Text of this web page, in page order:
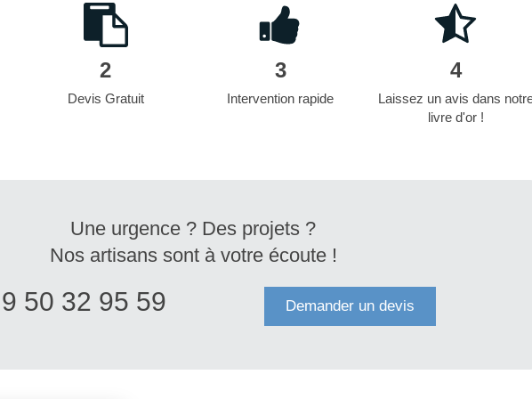
2
Devis Gratuit
3
Intervention rapide
4
Laissez un avis dans
livre d'or !
Une urgence ? Des projets ?
Nos artisans sont à votre écoute !
50 32 95 59 Demander un devis